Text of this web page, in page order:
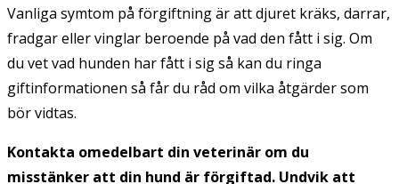
Vanliga symtom på förgiftning är att djuret kräks, darrar,
fradgar eller vinglar beroende på vad den fått i sig. Om
du vet vad hunden har fått i sig så kan du ringa
giftinformationen så får du råd om vilka åtgärder som
bör vidtas.
Kontakta omedelbart din veterinär om du
misstänker att din hund är förgiftad. Undvik att